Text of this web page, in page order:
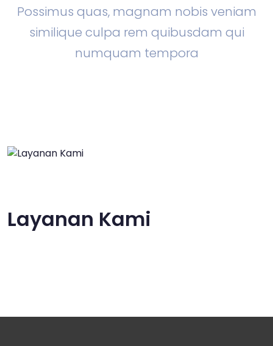
Possimus quas, magnam nobis veniam
similique culpa rem quibusdam qui
numquam tempora
Layanan Kami